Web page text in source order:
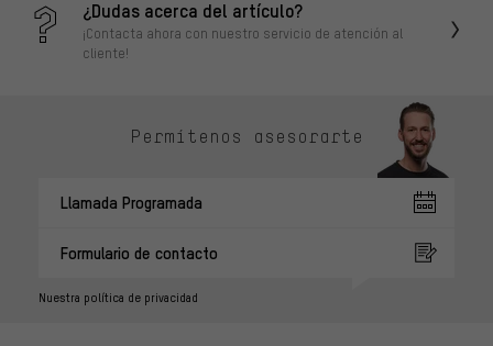
¿Dudas acerca del artículo?
¡Contacta ahora con nuestro servicio de atención al
cliente!
Permítenos asesorarte
Llamada Programada
Formulario de contacto
Nuestra política de privacidad